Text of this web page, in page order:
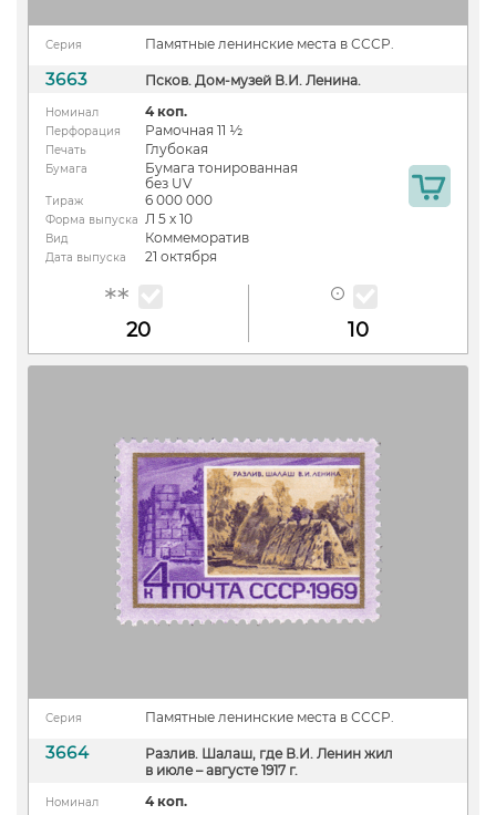
Серия Памятные ленинские места в СССР.
3663 Псков. Дом-музей В.И. Ленина.
Номинал 4 коп.
Перфорация Рамочная 11 ½
Печать Глубокая
Бумага
Бумага тонированная
без UV
Тираж 6 000 000
Форма выпуска Л 5 х 10
Вид Коммеморатив
Дата выпуска 21 октября
20 10
Серия Памятные ленинские места в СССР.
3664
Разлив. Шалаш, где В.И. Ленин жил
в июле – августе 1917 г.
Номинал 4 коп.